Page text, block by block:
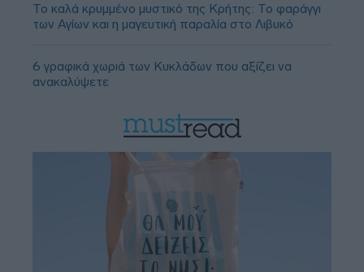
Το καλά κρυμμένο μυστικό της Κρήτης: Το φαράγγι
των Αγίων και η μαγευτική παραλία στο Λιβυκό
6 γραφικά χωριά των Κυκλάδων που αξίζει να
ανακαλύψετε